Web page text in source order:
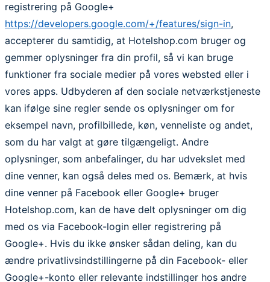
registrering på Google+
https://developers.google.com/+/features/sign-in,
accepterer du samtidig, at Hotelshop.com bruger og
gemmer oplysninger fra din profil, så vi kan bruge
funktioner fra sociale medier på vores websted eller i
vores apps. Udbyderen af den sociale netværkstjeneste
kan ifølge sine regler sende os oplysninger om for
eksempel navn, profilbillede, køn, venneliste og andet,
som du har valgt at gøre tilgængeligt. Andre
oplysninger, som anbefalinger, du har udvekslet med
dine venner, kan også deles med os. Bemærk, at hvis
dine venner på Facebook eller Google+ bruger
Hotelshop.com, kan de have delt oplysninger om dig
med os via Facebook-login eller registrering på
Google+. Hvis du ikke ønsker sådan deling, kan du
ændre privatlivsindstillingerne på din Facebook- eller
Google+-konto eller relevante indstillinger hos andre